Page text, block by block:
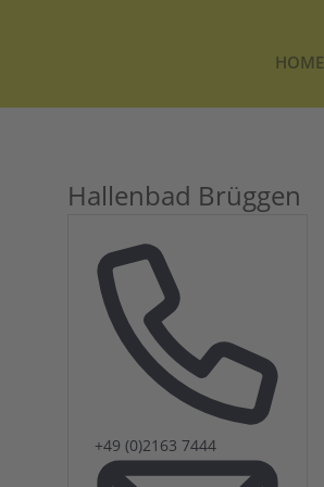
HOME
Hallenbad Brüggen
Telefon
+49 (0)2163 7444